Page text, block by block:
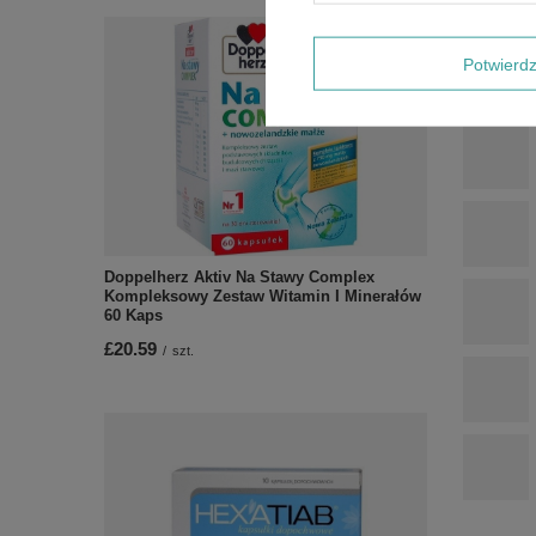
Doppelherz Aktiv Na Stawy Complex
Kompleksowy Zestaw Witamin I Minerałów
60 Kaps
£20.59 / szt.